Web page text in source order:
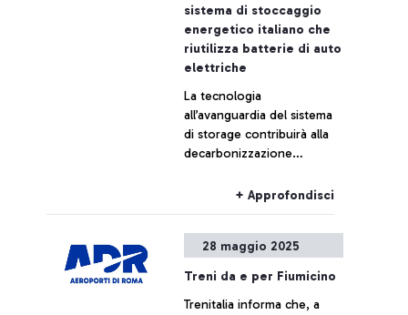
sistema di stoccaggio
energetico italiano che
riutilizza batterie di auto
elettriche
La tecnologia
all’avanguardia del sistema
di storage contribuirà alla
decarbonizzazione
Fiumicino: si tratta del
primo e unico esempio
Made in Italy di
integrazione di batterie
second-life provenienti da
tre diversi brand
automobilistici. Pioneer
+ Approfondisci
28 maggio 2025
Treni da e per Fiumicino
Trenitalia informa che, a